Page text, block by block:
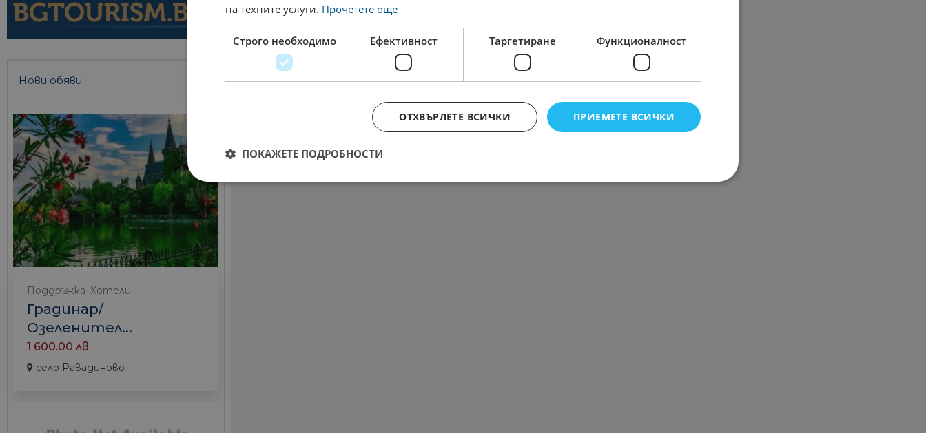
Нови обяви
Поддръжка Хотели
Градинар/
Озеленител...
1 600.00 лв.
село Равадиново
на техните услуги. Прочетете още
Строго необходимо Ефективност Таргетиране Функционалност
ПРИЕМЕТЕ ВСИЧКИ
ОТХВЪРЛЕТЕ ВСИЧКИ
ПОКАЖЕТЕ ПОДРОБНОСТИ